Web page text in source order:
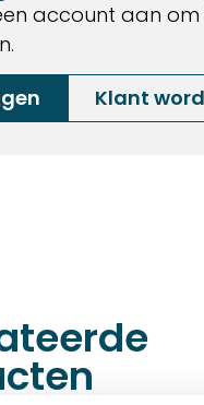
account aan om
Klant